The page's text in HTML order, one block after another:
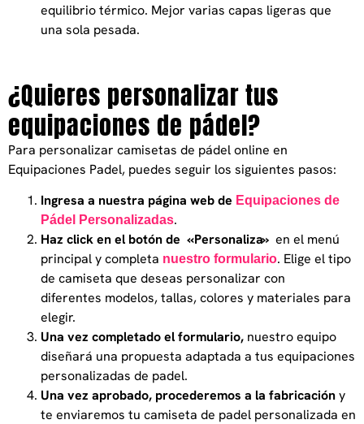
equilibrio térmico. Mejor varias capas ligeras que
una sola pesada.
¿Quieres personalizar tus
equipaciones de pádel?
Para personalizar camisetas de pádel online en
Equipaciones Padel, puedes seguir los siguientes pasos:
Ingresa a nuestra página web de Equipaciones de
Pádel Personalizadas.
Haz click en el botón de «Personaliza» en el menú
principal y completa nuestro formulario. Elige el tipo
de camiseta que deseas personalizar con
diferentes modelos, tallas, colores y materiales para
elegir.
Una vez completado el formulario, nuestro equipo
diseñará una propuesta adaptada a tus equipaciones
personalizadas de padel.
Una vez aprobado, procederemos a la fabricacióny
te enviaremos tu camiseta de padel personalizada en